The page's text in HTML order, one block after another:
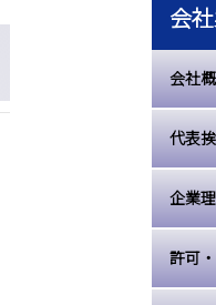
会
会社
代表
企業
許可